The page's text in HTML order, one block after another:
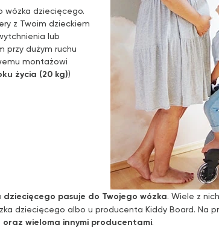
wózka dziecięcego.
z Twoim dzieckiem
lub
przy dużym ruchu
montażowi
życia (20 kg))
pasuje do Twojego wózka. Wiele z
dziecięcego albo u producenta Kiddy Board. Na
oraz wieloma innymi producentami.